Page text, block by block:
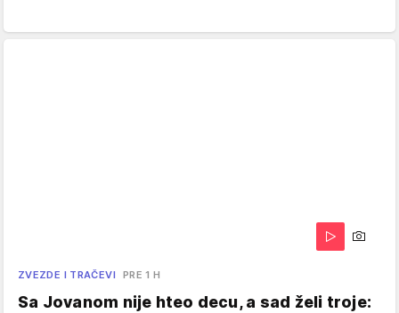
ZVEZDE I TRAČEVI PRE 1 H
Sa Jovanom nije hteo decu, a sad želi troje: